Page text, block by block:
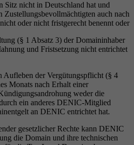
Sitz nicht in Deutschland hat und
Zustellungsbevollmächtigten auch nach
oder nicht fristgerecht benennt oder
(§ 1 Absatz 3) der Domaininhaber
und Fristsetzung nicht entrichtet
der Vergütungspflicht (§ 4
Monats nach Erhalt einer
weder die
ein anderes DENIC-Mitglied
an DENIC entrichtet hat.
gesetzlicher Rechte kann DENIC
die Domain und ihre technischen